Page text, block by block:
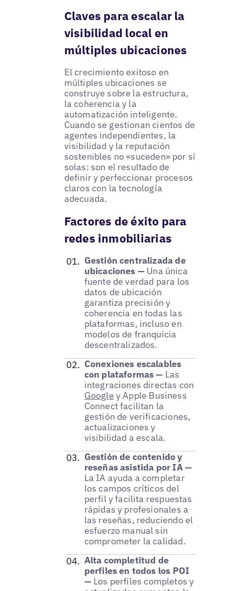
Claves para escalar la
visibilidad local en
múltiples ubicaciones
El crecimiento exitoso en
múltiples ubicaciones se
construye sobre la estructura,
la coherencia y la
automatización inteligente.
Cuando se gestionan cientos de
agentes independientes, la
visibilidad y la reputación
sostenibles no «suceden» por sí
solas: son el resultado de
definir y perfeccionar procesos
claros con la tecnología
adecuada.
Factores de éxito para
redes inmobiliarias
Gestión centralizada de
ubicaciones — Una única
fuente de verdad para los
datos de ubicación
garantiza precisión y
coherencia en todas las
plataformas, incluso en
modelos de franquicia
descentralizados.
Conexiones escalables
con plataformas — Las
integraciones directas con
Google y Apple Business
Connect facilitan la
gestión de verificaciones,
actualizaciones y
visibilidad a escala.
Gestión de contenido y
reseñas asistida por IA —
La IA ayuda a completar
los campos críticos del
perfil y facilita respuestas
rápidas y profesionales a
las reseñas, reduciendo el
esfuerzo manual sin
comprometer la calidad.
Alta completitud de
perfiles en todos los POI
— Los perfiles completos y